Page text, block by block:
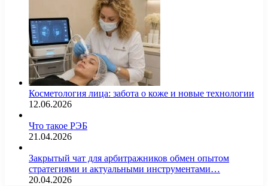
Косметология лица: забота о коже и новые технологии
12.06.2026
Что такое РЭБ
21.04.2026
Закрытый чат для арбитражников обмен опытом
стратегиями и актуальными инструментами…
20.04.2026